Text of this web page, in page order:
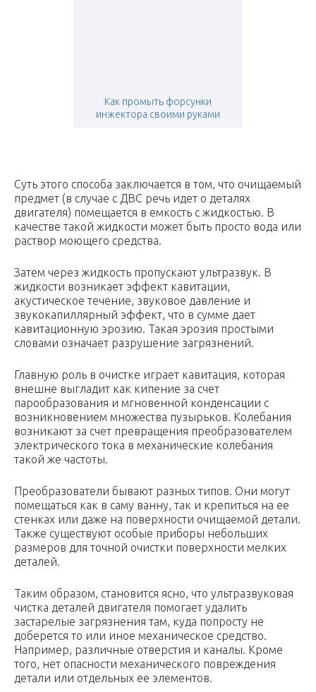
Как промыть форсунки
инжектора своими руками
Суть этого способа заключается в том, что очищаемый
предмет (в случае с ДВС речь идет о деталях
двигателя) помещается в емкость с жидкостью. В
качестве такой жидкости может быть просто вода или
раствор моющего средства.
Затем через жидкость пропускают ультразвук. В
жидкости возникает эффект кавитации,
акустическое течение, звуковое давление и
звукокапиллярный эффект, что в сумме дает
кавитационную эрозию. Такая эрозия простыми
словами означает разрушение загрязнений.
Главную роль в очистке играет кавитация, которая
внешне выгладит как кипение за счет
парообразования и мгновенной конденсации с
возникновением множества пузырьков. Колебания
возникают за счет превращения преобразователем
электрического тока в механические колебания
такой же частоты.
Преобразователи бывают разных типов. Они могут
помещаться как в саму ванну, так и крепиться на ее
стенках или даже на поверхности очищаемой детали.
Также существуют особые приборы небольших
размеров для точной очистки поверхности мелких
деталей.
Таким образом, становится ясно, что ультразвуковая
чистка деталей двигателя помогает удалить
застарелые загрязнения там, куда попросту не
доберется то или иное механическое средство.
Например, различные отверстия и каналы. Кроме
того, нет опасности механического повреждения
детали или отдельных ее элементов.